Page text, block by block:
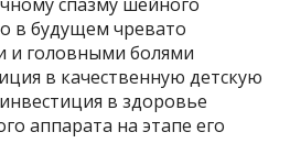
в будущем чревато
и головными болями
в качественную детскую
в здоровье
аппарата на этапе его